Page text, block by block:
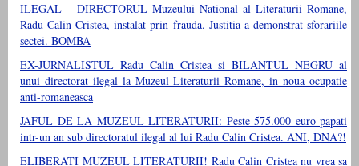
ILEGAL – DIRECTORUL Muzeului National al Literaturii Romane,
Radu Calin Cristea, instalat prin frauda. Justitia a demonstrat sforariile
sectei. BOMBA
EX-JURNALISTUL Radu Calin Cristea si BILANTUL NEGRU al
unui directorat ilegal la Muzeul Literaturii Romane, in noua ocupatie
anti-romaneasca
JAFUL DE LA MUZEUL LITERATURII: Peste 575.000 euro papati
intr-un an sub directoratul ilegal al lui Radu Calin Cristea. ANI, DNA?!
ELIBERATI MUZEUL LITERATURII! Radu Calin Cristea nu vrea sa